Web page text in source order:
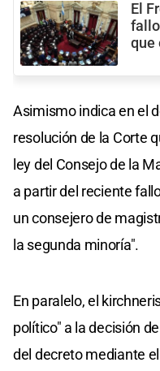
El
que
Asimismo indica en el
resolución de la Corte
ley del Consejo de la
a partir del reciente
un consejero de
la segunda minoría".
En paralelo, el
político" a la decisión
del decreto mediante